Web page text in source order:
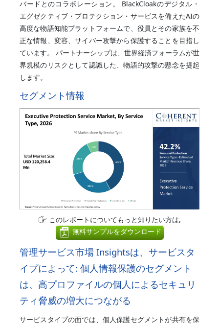
バードとのコラボレーション。 BlackCloakのデジタル・
エグゼクティブ・プロテクション・サービスを備えたAIの
高度な物語知能プラットフォームで、役員とその家族を不
正な情報、変容、サイバー攻撃から保護することを目指し
ています。 パートナーシップは、世界経済フォーラムが世
界規模のリスクとして認識した、物語的攻撃の懸念を提起
します。
セグメント情報
このレポートについてもっと知りたい方は,
無料サンプルをダウンロード
管理サービス市場 Insightsは、サービスタ
イプによって: 個人情報保護のセグメント
は、高プロファイルの個人によるセキュリ
ティ脅威の増大につながる
サービスタイプの面では、個人保護セグメントが共有を保